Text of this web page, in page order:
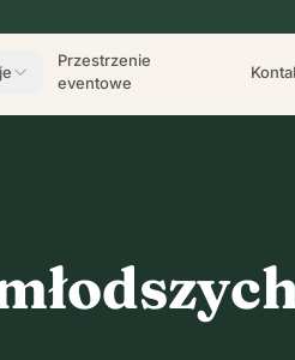
Przestrzenie
eventowe